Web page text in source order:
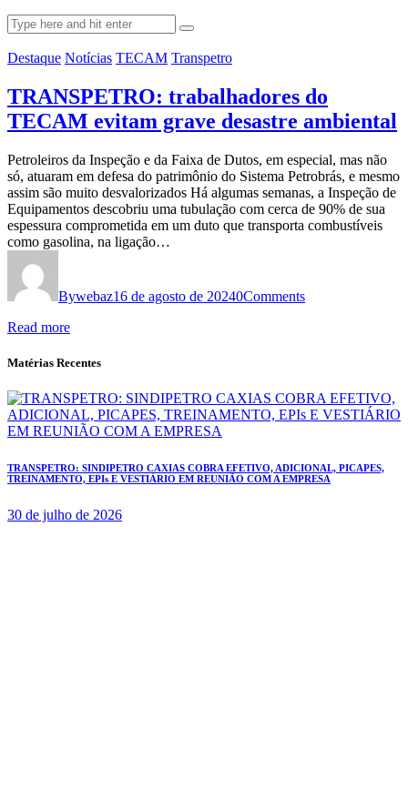
Destaque Notícias TECAM Transpetro
TRANSPETRO: trabalhadores do
TECAM evitam grave desastre ambiental
Petroleiros da Inspeção e da Faixa de Dutos, em especial, mas não
só, atuaram em defesa do patrimônio do Sistema Petrobrás, e mesmo
assim são muito desvalorizados Há algumas semanas, a Inspeção de
Equipamentos descobriu uma tubulação com cerca de 90% de sua
espessura comprometida em um duto que transporta combustíveis
como gasolina, na ligação…
Bywebaz16 de agosto de 20240Comments
Read more
Matérias Recentes
TRANSPETRO: SINDIPETRO CAXIAS COBRA EFETIVO, ADICIONAL, PICAPES,
TREINAMENTO, EPIs E VESTIÁRIO EM REUNIÃO COM A EMPRESA
30 de julho de 2026